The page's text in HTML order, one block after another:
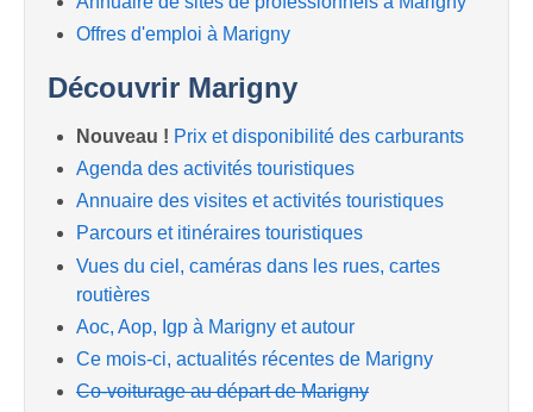
Offres d'emploi à Marigny
Découvrir Marigny
Nouveau ! Prix et disponibilité des carburants
Agenda des activités touristiques
Annuaire des visites et activités touristiques
Parcours et itinéraires touristiques
Vues du ciel, caméras dans les rues, cartes
routières
Aoc, Aop, Igp à Marigny et autour
Ce mois-ci, actualités récentes de Marigny
Co-voiturage au départ de Marigny